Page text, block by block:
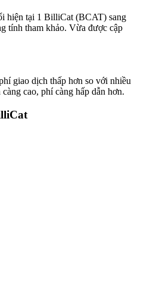
hiện tại 1 BilliCat (BCAT) sang
tính tham khảo. Vừa được cập
giao dịch thấp hơn so với nhiều
cao, phí càng hấp dẫn hơn.